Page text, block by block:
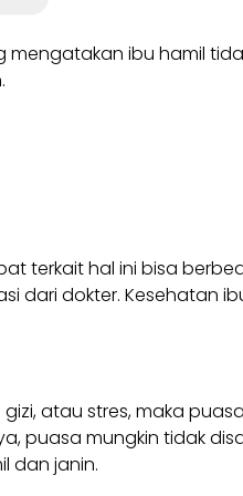
ibu hamil
terkait hal ini bisa
dari dokter. Kesehatan
atau stres, maka
puasa mungkin tidak
dan janin.